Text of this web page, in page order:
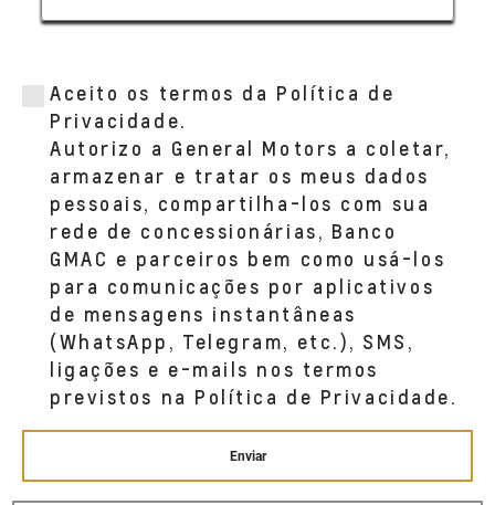
Aceito os termos da Política de
Privacidade.
Autorizo a General Motors a coletar,
armazenar e tratar os meus dados
pessoais, compartilha-los com sua
rede de concessionárias, Banco
GMAC e parceiros bem como usá-los
para comunicações por aplicativos
de mensagens instantâneas
(WhatsApp, Telegram, etc.), SMS,
ligações e e-mails nos termos
previstos na Política de Privacidade.
Enviar